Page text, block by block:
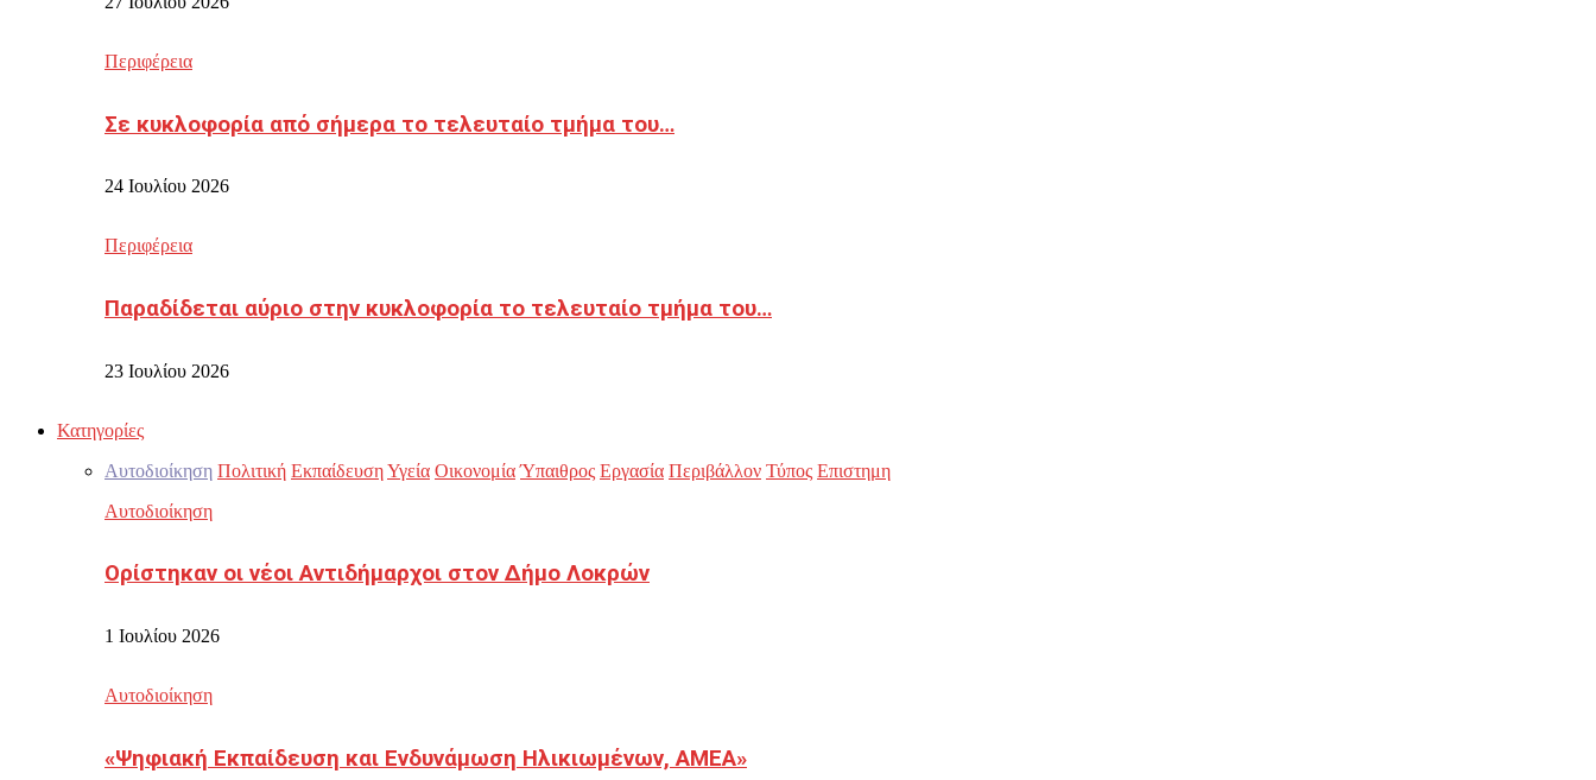
Περιφέρεια
Σε κυκλοφορία από σήμερα το τελευταίο τμήμα του…
24 Ιουλίου 2026
Περιφέρεια
Παραδίδεται αύριο στην κυκλοφορία το τελευταίο τμήμα του…
23 Ιουλίου 2026
Κατηγορίες
Αυτοδιοίκηση Πολιτική ΕκπαίδευσηΥγεία Οικονομία Ύπαιθρος Εργασία Περιβάλλον Τύπος Επιστημη
Αυτοδιοίκηση
Ορίστηκαν οι νέοι Αντιδήμαρχοι στον Δήμο Λοκρών
1 Ιουλίου 2026
Αυτοδιοίκηση
«Ψηφιακή Εκπαίδευση και Ενδυνάμωση Ηλικιωμένων, ΑΜΕΑ»